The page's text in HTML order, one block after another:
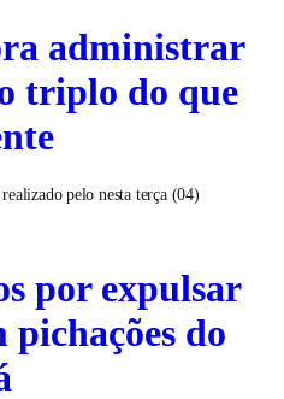
administrar
triplo do que
pelo nesta terça (04)
por expulsar
pichações do